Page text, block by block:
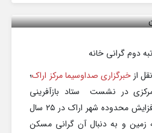
خانه
دوم گرانی خانه
ازخبرگزاری صداوسیما مرکز اراک؛
مرکزی در نشست ستاد بازآفرینی
شهری با بیان اینکه عدم افزایش محدوده شهر اراک در ۲۵ سال
و به دنبال آن گرانی مسکن